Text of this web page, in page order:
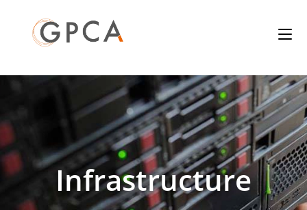
Infrastructure